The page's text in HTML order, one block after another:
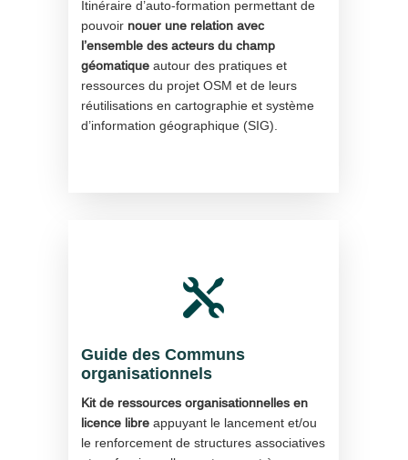
Itinéraire d’auto-formation permettant de
pouvoir nouer une relation avec
l’ensemble des acteurs du champ
géomatique autour des pratiques et
ressources du projet OSM et de leurs
réutilisations en cartographie et système
d’information géographique (SIG).

Guide des Communs
organisationnels
Kit de ressources organisationnelles en
licence libre appuyant le lancement et/ou
le renforcement de structures associatives